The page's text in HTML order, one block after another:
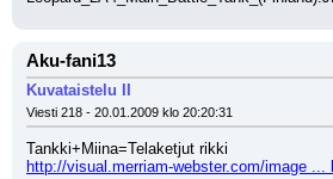
Aku-fani13
Kuvataistelu II
Viesti 218 - 20.01.2009 klo 20:20:31
Tankki+Miina=Telaketjut rikki
http://visual.merriam-webster.com/image ...